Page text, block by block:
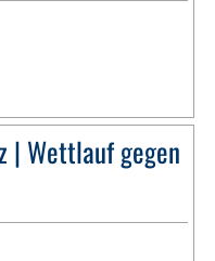
| Wettlauf gegen